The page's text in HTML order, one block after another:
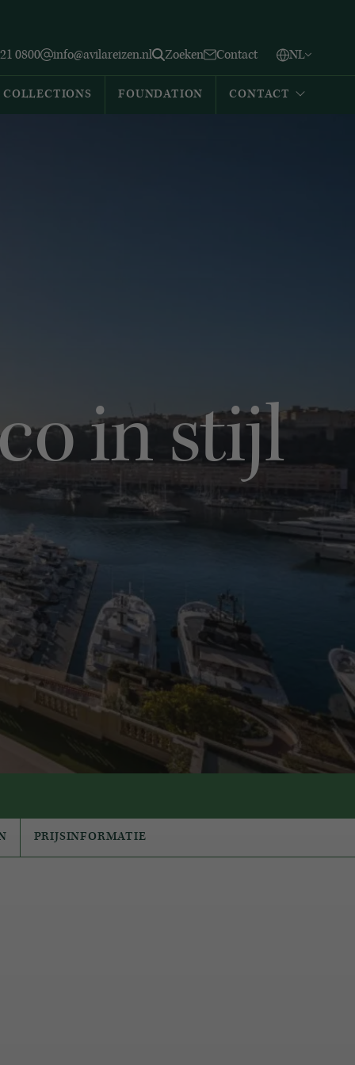
0800 info@avilareizen.nl Zoeken Contact NL
Español
COLLECTIONS FOUNDATION CONTACT
in stijl
PRIJSINFORMATIE